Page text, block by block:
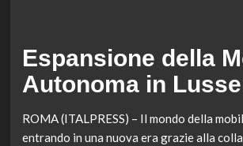
Espansione della
Autonoma in
ROMA (ITALPRESS) – Il mondo della
entrando in una nuova era grazie alla